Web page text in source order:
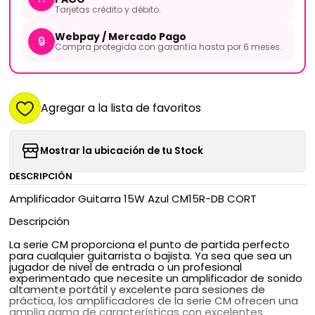
Tarjetas crédito y débito.
🔒 Webpay / Mercado Pago
Compra protegida con garantía hasta por 6 meses.
Agregar a la lista de favoritos
Mostrar la ubicación de tu Stock
DESCRIPCIÓN
Amplificador Guitarra 15W Azul CM15R-DB CORT
Descripción
La serie CM proporciona el punto de partida perfecto
para cualquier guitarrista o bajista. Ya sea que sea un
jugador de nivel de entrada o un profesional
experimentado que necesite un amplificador de sonido
altamente portátil y excelente para sesiones de
práctica, los amplificadores de la serie CM ofrecen una
amplia gama de características con excelentes